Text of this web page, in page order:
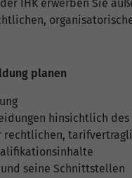
IHK erwerben Sie
planen
hinsichtlich
rechtlichen,
seine Schnittstellen